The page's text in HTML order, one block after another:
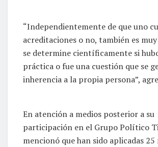
“Independientemente de que uno
acreditaciones o no, también es
se determine científicamente si
práctica o fue una cuestión que se
inherencia a la propia persona”,
En atención a medios posterior a su
participación en el Grupo Político
mencionó que han sido aplicadas 25